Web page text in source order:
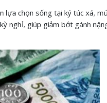
lựa chọn sống tại ký túc xá,
nghỉ, giúp giảm bớt gánh